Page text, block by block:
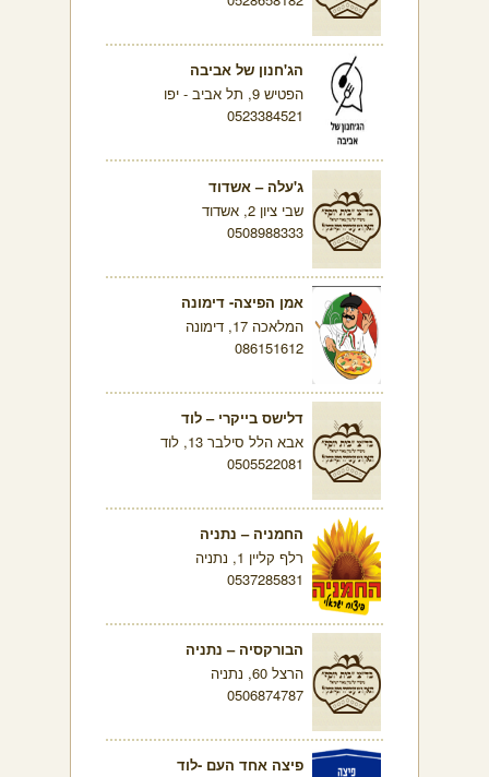
הג'חנון של אביבה
הפטיש 9, תל אביב - יפו
0523384521
ג'עלה – אשדוד
שבי ציון 2, אשדוד
0508988333
אמן הפיצה- דימונה
המלאכה 17, דימונה
086151612
דלישס בייקרי – לוד
אבא הלל סילבר 13, לוד
0505522081
החמניה – נתניה
רלף קליין 1, נתניה
0537285831
הבורקסיה – נתניה
הרצל 60, נתניה
0506874787
פיצה אחד העם -לוד